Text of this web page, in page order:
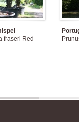
fraseri Red